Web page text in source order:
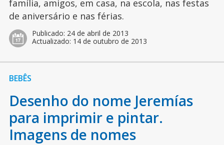
família, amigos, em casa, na escola, nas festas
de aniversário e nas férias.
Publicado: 24 de abril de 2013
Actualizado: 14 de outubro de 2013
BEBÊS
Desenho do nome Jeremías
para imprimir e pintar.
Imagens de nomes